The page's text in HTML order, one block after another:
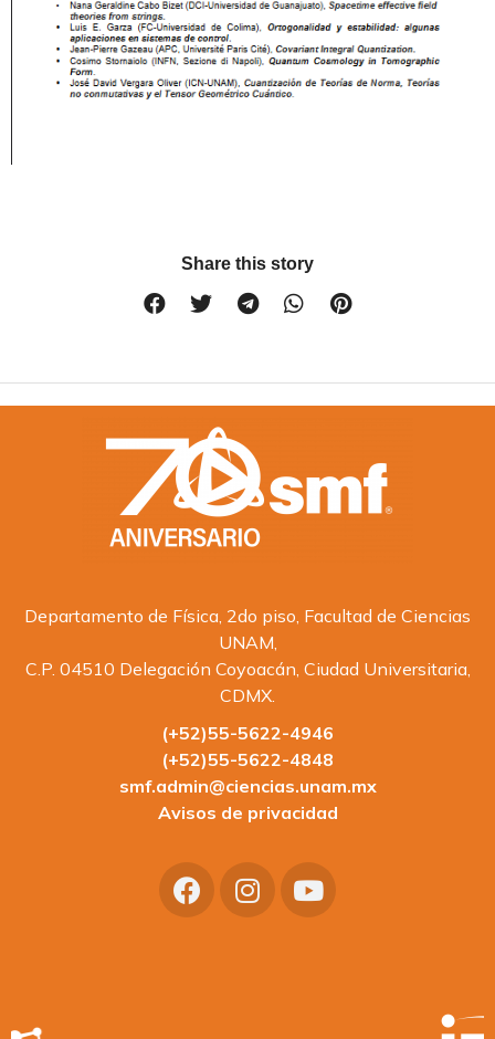
Share this story
Departamento de Física, 2do piso, Facultad de Ciencias
UNAM,
C.P. 04510 Delegación Coyoacán, Ciudad Universitaria,
CDMX.
(+52)55-5622-4946
(+52)55-5622-4848
smf.admin@ciencias.unam.mx
Avisos de privacidad